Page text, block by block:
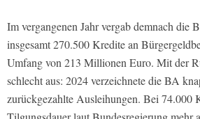
Im vergangenen Jahr vergab demnach die
insgesamt 270.500 Kredite an
Umfang von 213 Millionen Euro. Mit der
schlecht aus: 2024 verzeichnete die BA
zurückgezahlte Ausleihungen. Bei 74.000